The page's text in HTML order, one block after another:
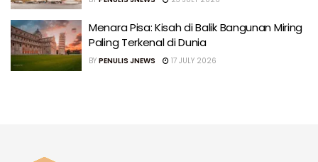
Menara Pisa: Kisah di Balik Bangunan Miring
Paling Terkenal di Dunia
BY PENULIS JNEWS 17 JULY 2026